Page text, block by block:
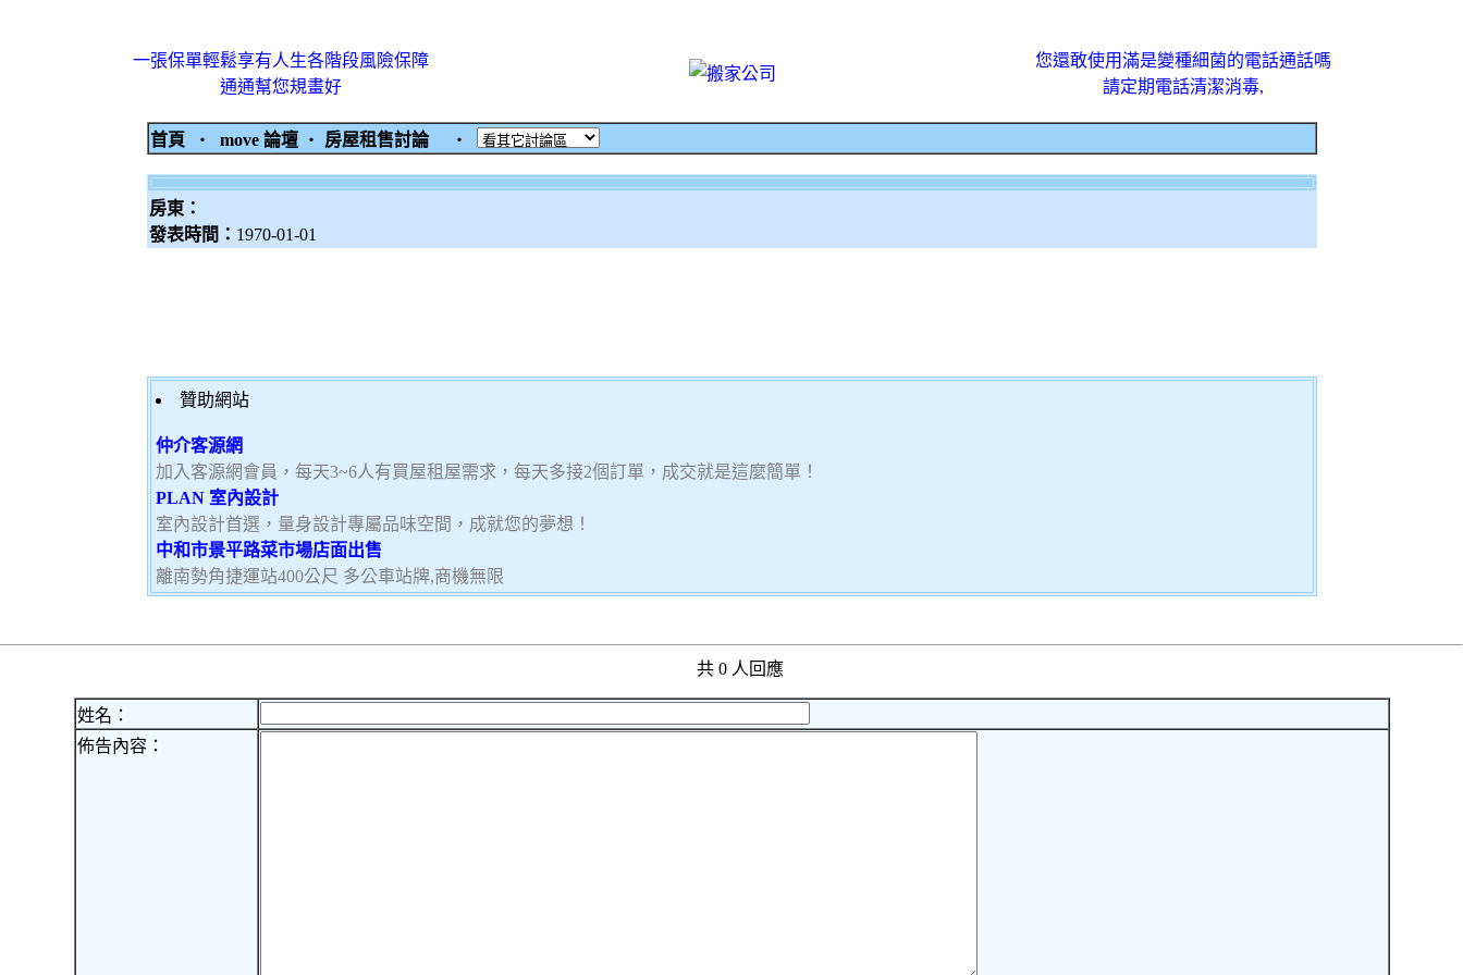
一張保單輕鬆享有人生各階段風險保障
通通幫您規畫好
您還敢使用滿是變種細菌的電話通話嗎
請定期電話清潔消毒,
首頁 ‧ move 論壇 ‧ 房屋租售討論 ‧
房東：
發表時間： 1970-01-01
贊助網站
仲介客源網
加入客源網會員，每天3~6人有買屋租屋需求，每天多接2個訂單，成交就是這麼簡單！
PLAN 室內設計
室內設計首選，量身設計專屬品味空間，成就您的夢想！
中和市景平路菜市場店面出售
離南勢角捷運站400公尺 多公車站牌,商機無限
共 0 人回應
姓名：
佈告內容：